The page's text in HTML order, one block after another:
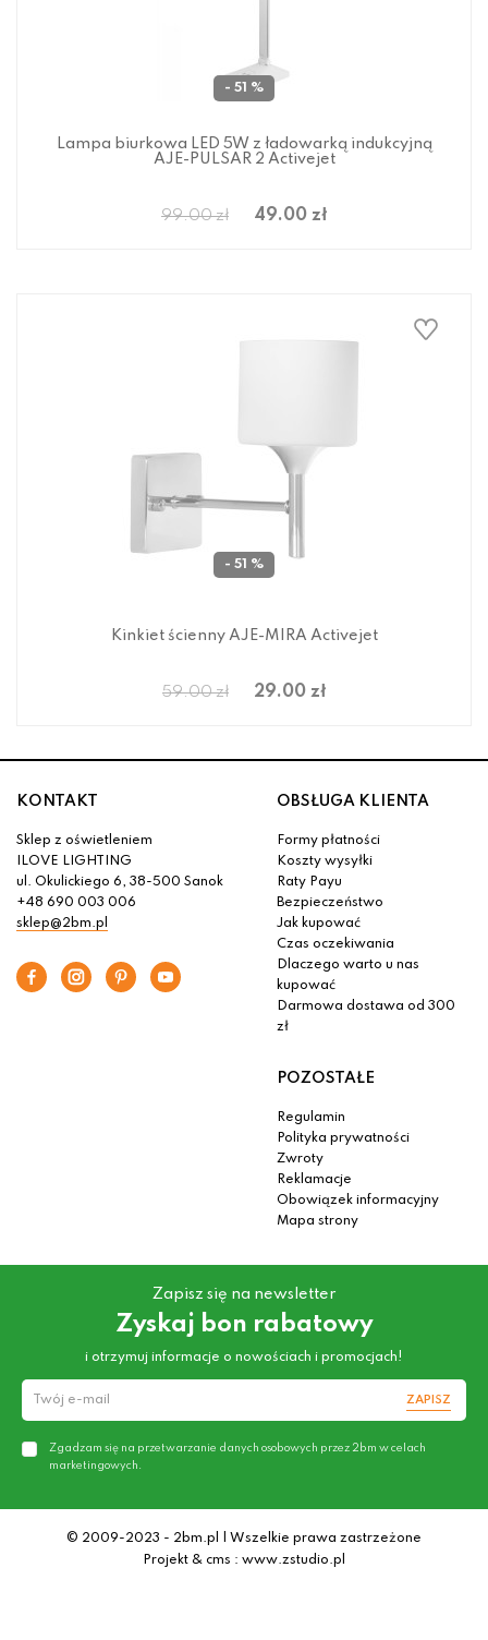
- 51 %
Lampa biurkowa LED 5W z ładowarką indukcyjną
AJE-PULSAR 2 Activejet
99.00 zł 49.00 zł
- 51 %
Kinkiet ścienny AJE-MIRA Activejet
59.00 zł 29.00 zł
KONTAKT
Sklep z oświetleniem
ILOVE LIGHTING
ul. Okulickiego 6, 38-500 Sanok
+48 690 003 006
sklep@2bm.pl
OBSŁUGA KLIENTA
Formy płatności
Koszty wysyłki
Raty Payu
Bezpieczeństwo
Jak kupować
Czas oczekiwania
Dlaczego warto u nas
kupować
Darmowa dostawa od 300
zł
POZOSTAŁE
Regulamin
Polityka prywatności
Zwroty
Reklamacje
Obowiązek informacyjny
Mapa strony
Zapisz się na newsletter
Zyskaj bon rabatowy
i otrzymuj informacje o nowościach i promocjach!
ZAPISZ
Zgadzam się na przetwarzanie danych osobowych przez 2bm w celach
marketingowych.
© 2009-2023 - 2bm.pl | Wszelkie prawa zastrzeżone
Projekt & cms : www.zstudio.pl